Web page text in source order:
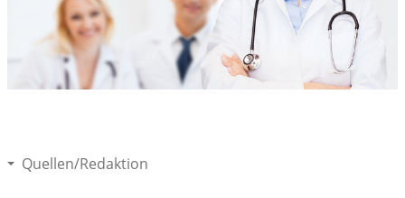
Quellen/Redaktion